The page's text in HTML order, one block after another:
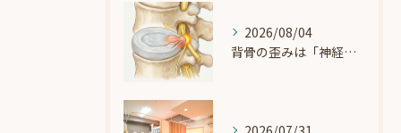
2026/08/04
背骨の歪みは「神経の電線」を圧迫する？循環と体のバランスの知られざる関係